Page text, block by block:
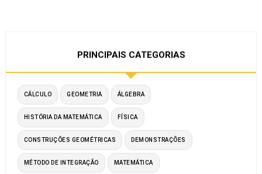
PRINCIPAIS CATEGORIAS
CÁLCULO GEOMETRIA ÁLGEBRA
HISTÓRIA DA MATEMÁTICA FÍSICA
CONSTRUÇÕES GEOMÉTRICAS DEMONSTRAÇÕES
MÉTODO DE INTEGRAÇÃO MATEMÁTICA